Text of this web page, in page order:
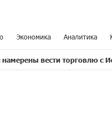
Экономика Аналитика
торговлю с Испанией